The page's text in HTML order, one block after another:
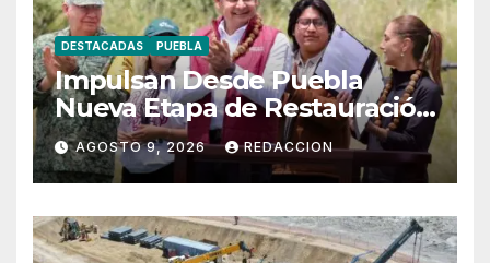
DESTACADAS PUEBLA
Impulsan Desde Puebla
Nueva Etapa de Restauración
Forestal en México
AGOSTO 9, 2026 REDACCION